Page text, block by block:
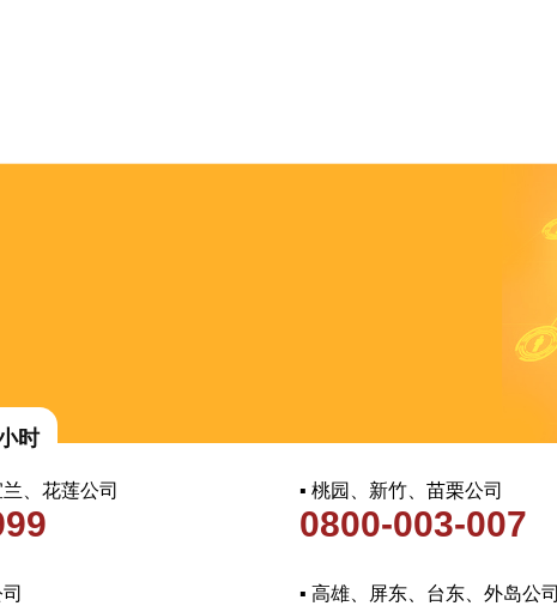
时
、花莲公司 ▪ 桃园、新竹、苗栗公司
0800-003-007
▪ 高雄、屏东、台东、外岛公司